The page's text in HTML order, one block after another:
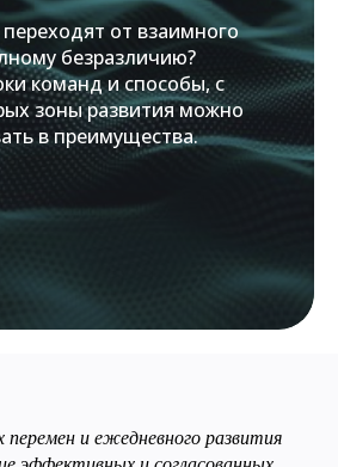
от взаимного
безразличию?
команд и способы, с
зоны развития можно
в преимущества.
и ежедневного развития